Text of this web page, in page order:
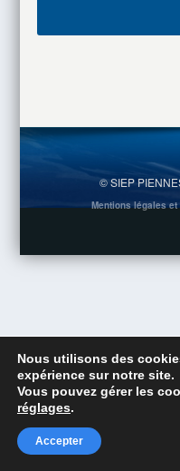
© SIEP
Mentions légales
Nous utilisons des
expérience sur notre site.
Vous pouvez gérer les
réglages.
Accepter